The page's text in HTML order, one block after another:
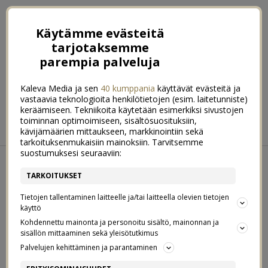
ETUSIVU RUOKA
HYVINVOINTI
KOTI & SISUSTUS
LIFESTYLE
LUONNONMUKAISEMPAA
KAUNEUDENHOITOA
Käytämme evästeitä
tarjotaksemme
parempia palveluja
Kaleva Media ja sen 40 kumppania käyttävät evästeitä ja
vastaavia teknologioita henkilötietojen (esim. laitetunniste)
keräämiseen. Tekniikoita käytetään esimerkiksi sivustojen
toiminnan optimoimiseen, sisältösuosituksiin,
kävijämäärien mittaukseen, markkinointiin sekä
tarkoituksenmukaisiin mainoksiin. Tarvitsemme
suostumuksesi seuraaviin:
TARKOITUKSET
Tietojen tallentaminen laitteelle ja/tai laitteella olevien tietojen
käyttö
Kohdennettu mainonta ja personoitu sisältö, mainonnan ja
sisällön mittaaminen sekä yleisötutkimus
Palvelujen kehittäminen ja parantaminen